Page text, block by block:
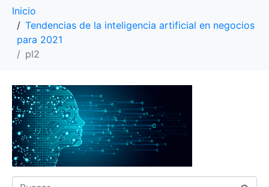
Inicio
Tendencias de la inteligencia artificial en negocios
para 2021
pl2